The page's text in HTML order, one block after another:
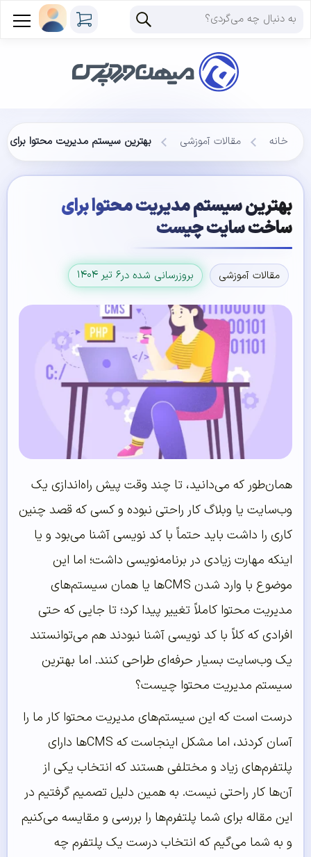
خانه مقالات آموزشی بهترین سیستم مدیریت محتوا
بهترین سیستم مدیریت محتوا برای
ساخت سایت چیست
مقالات آموزشی بروزرسانی شده در۶ تیر ۱۴۰۴
همان‌طور که می‌دانید، تا چند وقت پیش راه‌اندازی یک
وب‌سایت یا وبلاگ کار راحتی نبوده و کسی که قصد چنین
کاری را داشت باید حتماً با کد نویسی آشنا می‌بود و یا
اینکه مهارت زیادی در برنامه‌نویسی داشت؛ اما این
موضوع با وارد شدن CMSها یا همان سیستم‌های
مدیریت محتوا کاملاً تغییر پیدا کرد؛ تا جایی که حتی
افرادی که کلاً با کد نویسی آشنا نبودند هم می‌توانستند
یک وب‌سایت بسیار حرفه‌ای طراحی کنند. اما بهترین
سیستم مدیریت محتوا چیست؟
درست است که این سیستم‌های مدیریت محتوا کار ما را
آسان کردند، اما مشکل اینجاست که CMSها دارای
پلتفرم‌های زیاد و مختلفی هستند که انتخاب یکی از
آن‌ها کار راحتی نیست. به همین دلیل تصمیم گرفتیم در
این مقاله برای شما پلتفرم‌ها را بررسی و مقایسه می‌کنیم
و به شما می‌گیم که انتخاب درست یک پلتفرم چه